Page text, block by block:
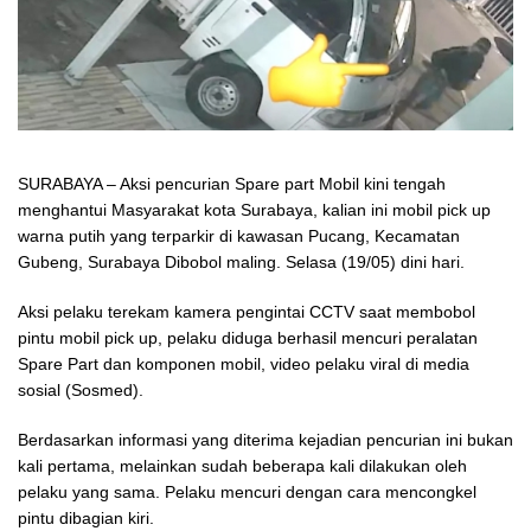
SURABAYA – Aksi pencurian Spare part Mobil kini tengah
menghantui Masyarakat kota Surabaya, kalian ini mobil pick up
warna putih yang terparkir di kawasan Pucang, Kecamatan
Gubeng, Surabaya Dibobol maling. Selasa (19/05) dini hari.
Aksi pelaku terekam kamera pengintai CCTV saat membobol
pintu mobil pick up, pelaku diduga berhasil mencuri peralatan
Spare Part dan komponen mobil, video pelaku viral di media
sosial (Sosmed).
Berdasarkan informasi yang diterima kejadian pencurian ini bukan
kali pertama, melainkan sudah beberapa kali dilakukan oleh
pelaku yang sama. Pelaku mencuri dengan cara mencongkel
pintu dibagian kiri.